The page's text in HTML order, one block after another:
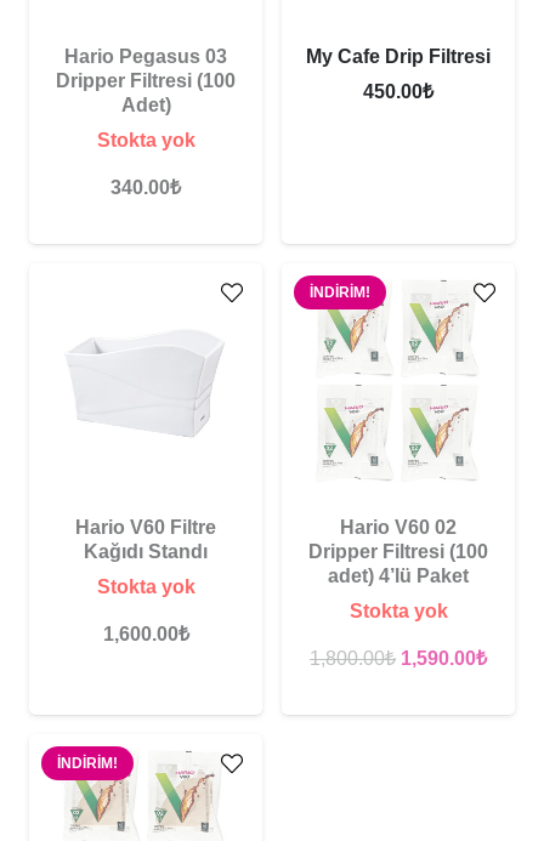
Hario Pegasus 03
Dripper Filtresi (100
Adet)
Stokta yok
340.00₺
My Cafe Drip Filtresi
450.00₺
Hario V60 Filtre
Kağıdı Standı
Stokta yok
1,600.00₺
İNDIRIM!
Hario V60 02
Dripper Filtresi (100
adet) 4’lü Paket
Stokta yok
1,800.00₺ Orijinal
1,590.00₺Şu
İNDIRIM!